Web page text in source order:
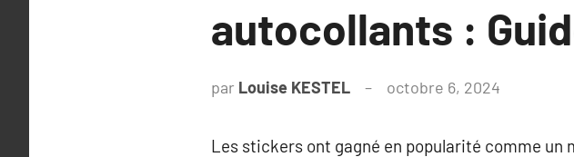
autocollants :
par Louise KESTEL octobre 6, 2024
Les stickers ont gagné en popularité comme un